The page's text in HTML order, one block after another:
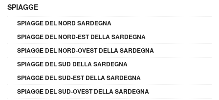
SPIAGGE
SPIAGGE DEL NORD SARDEGNA
SPIAGGE DEL NORD-EST DELLA SARDEGNA
SPIAGGE DEL NORD-OVEST DELLA SARDEGNA
SPIAGGE DEL SUD DELLA SARDEGNA
SPIAGGE DEL SUD-EST DELLA SARDEGNA
SPIAGGE DEL SUD-OVEST DELLA SARDEGNA